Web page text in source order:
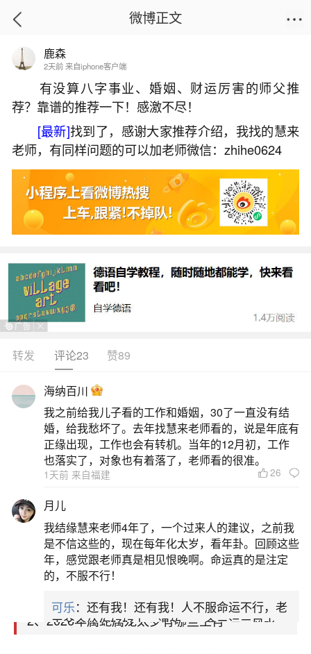
首页
2026属蛇害太岁什么意思？
2026-07-06 17:33:35 23 4 赞
生活中像2026属蛇害太岁什么意思？都是很常
见的问题，但是小问题不注意可能会引起大麻烦，
下面就这个问题给大家做一些解读：
1、2026年犯太岁的生肖有哪些
根据生肖与太岁的相互关系，2026年为农历丙
午年，也就是马年，所以首先属马的人在这一年会
犯太岁，称为“值太岁”。此外，属蛇的人在这一年会
“刑太岁”，意味着可能会遭遇刑罚或者矛盾冲突；属
虎的人则会“冲太岁”，代表可能会有冲击和变动；而
属猪的人则会“害太岁”，
2、2026年属蛇属龙太岁有哪些生肖
微博正文
鹿森
2天前 来自iphone客户端
有没算八字事业、婚姻、财运厉害的师父推
荐？靠谱的推荐一下！感激不尽！
[最新]找到了，感谢大家推荐介绍，我找的慧来
老师，有同样问题的可以加老师微信：zhihe0624
转发 评论23 赞89
海纳百川
我之前给我儿子看的工作和婚姻，30了一直没有结
婚，给我愁坏了。去年找慧来老师看的，说是年底有
正缘出现，工作也会有转机。当年的12月初，工作
也落实了，对象也有着落了，老师看的很准。
1天前 来自福建 26
月儿
我结缘慧来老师4年了，一个过来人的建议，之前我
是不信这些的，现在每年化太岁，看年卦。回顾这些
年，感觉跟老师真是相见恨晚啊。命运真的是注定
的，不服不行！
可乐：还有我！还有我！人不服命运不行，老
天爷会给你好好上一课的。一命二运三风水，